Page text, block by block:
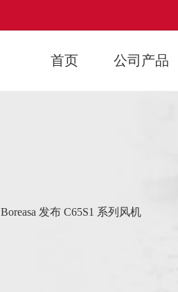
首页 公司产品
Boreasa 发布 C65S1 系列风机